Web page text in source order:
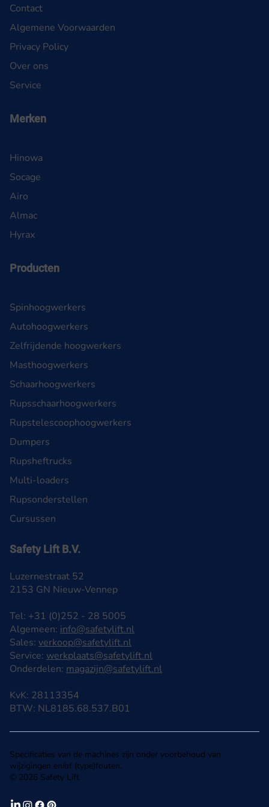
Specificaties van de machines zijn onder voorbehoud van
wijzigingen en/of (type)fouten.
© 2026 Safety Lift
Safety Lift B.V.
Luzernestraat 52
2153 GN Nieuw-Vennep
Tel: +31 (0)252 - 28 5005
Algemeen: info@safetylift.nl
Sales: verkoop@safetylift.nl
Service: werkplaats@safetylift.nl
Onderdelen: magazijn@safetylift.nl
KvK: 28113354
BTW: NL8185.68.537.B01
Contact
Algemene Voorwaarden
Privacy Policy
Over ons
Service
Merken
Hinowa
Socage
Airo
Almac
Hyrax
Producten
Spinhoogwerkers
Autohoogwerkers
Zelfrijdende hoogwerkers
Masthoogwerkers
Schaarhoogwerkers
Rupsschaarhoogwerkers
Rupstelescoophoogwerkers
Dumpers
Rupsheftrucks
Multi-loaders
Rupsonderstellen
Cursussen